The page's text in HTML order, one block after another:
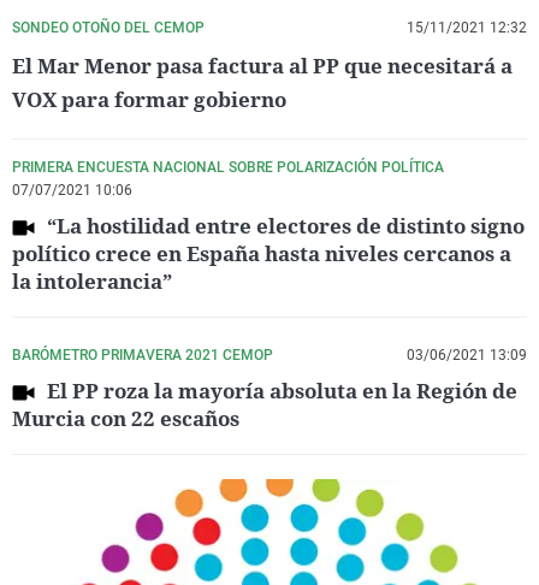
SONDEO OTOÑO DEL CEMOP 15/11/2021 12:32
El Mar Menor pasa factura al PP que necesitará a
VOX para formar gobierno
PRIMERA ENCUESTA NACIONAL SOBRE POLARIZACIÓN POLÍTICA
07/07/2021 10:06
“La hostilidad entre electores de distinto signo
político crece en España hasta niveles cercanos a
la intolerancia”
BARÓMETRO PRIMAVERA 2021 CEMOP 03/06/2021 13:09
El PP roza la mayoría absoluta en la Región de
Murcia con 22 escaños